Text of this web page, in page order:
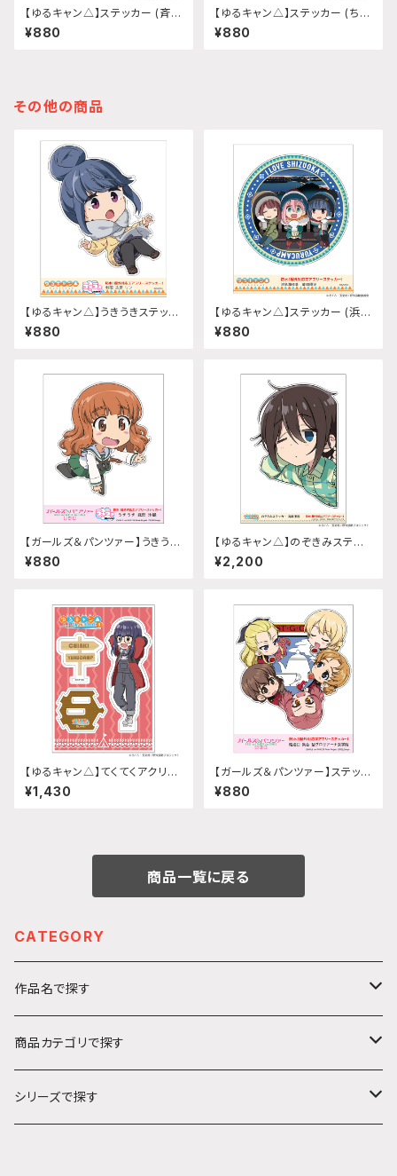
【ゆるキャン△】ステッカー (斉藤
恵那『SEASON3』)
¥880
【ゆるキャン△】ステッカー (ちく
わテント『SEASON3』)
¥880
その他の商品
【ゆるキャン△】うきうきステッカ
ー(志摩リン 制服ver.)
¥880
【ゆるキャン△】ステッカー (浜名
湖夜景 静岡限定)
¥880
【ガールズ＆パンツァー】うきうき
ステッカー (武部沙織)
¥880
【ゆるキャン△】のぞきみステッ
カー (斉藤恵那『SEASON3』)A
4サイズ
¥2,200
【ゆるキャン△】てくてくアクリル
スタンド(『SEASON3』大垣 千
明)
¥1,430
【ガールズ＆パンツァー】ステッカ
ー 給油口 (集合 聖グロリアーナ
女学院)
¥880
商品一覧に戻る
CATEGORY
作品名で探す
カ行
ガールズ＆パンツァー
サ行
商品カテゴリで探す
アクリルキーホルダー
シリーズで探す